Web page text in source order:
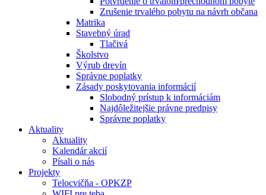
Zrušenie trvalého pobytu na návrh občana
Matrika
Stavebný úrad
Tlačivá
Školstvo
Výrub drevín
Správne poplatky
Zásady poskytovania informácií
Slobodný prístup k informáciám
Najdôležitejšie právne predpisy
Správne poplatky
Aktuality
Aktuality
Kalendár akcií
Písali o nás
Projekty
Telocvičňa - OPKZP